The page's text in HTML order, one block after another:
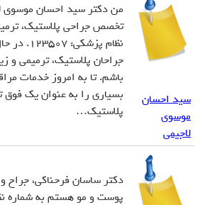
سید احسان
موسوی
لاجیمی
من دکتر سید احسان موسوی
تخصص جراحی پلاستیک،
نظام
جراحان پلاستیک، ترمیمی و
باشم. تا به امروز خدمات
بسیاری را به عنوان یک
پلاستیک…
دکتر ساسان فرحناکی،